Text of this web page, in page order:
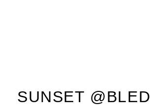
SUNSET @BLED